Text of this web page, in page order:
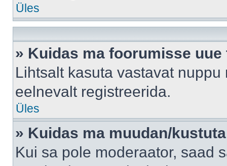
Üles
» Kuidas ma foorumisse uue
Lihtsalt kasuta vastavat
eelnevalt registreerida.
Üles
» Kuidas ma muudan/
Kui sa pole moderaator, saad